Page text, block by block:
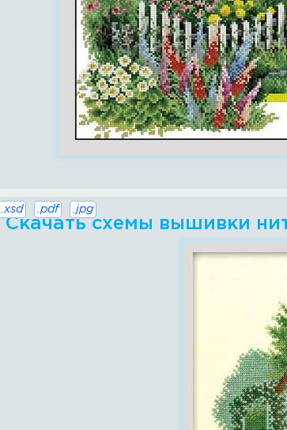
Скачать схемы вышивки
.xsd .pdf .jpg